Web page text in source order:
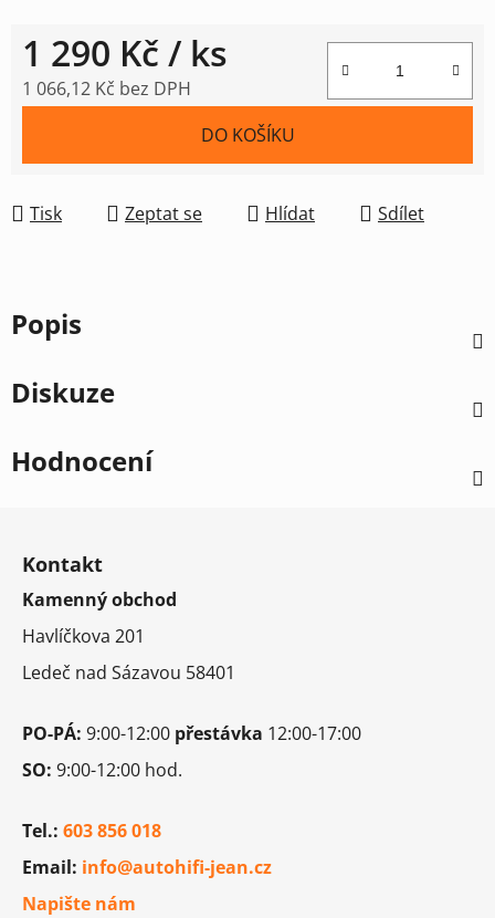
1 290 Kč / ks
1 066,12 Kč bez DPH
DO KOŠÍKU
Tisk Zeptat se Hlídat Sdílet
Popis
Diskuze
Hodnocení
Kontakt
Kamenný obchod
Havlíčkova 201
Ledeč nad Sázavou 58401
PO-PÁ: 9:00-12:00 přestávka 12:00-17:00
SO: 9:00-12:00 hod.
Tel.: 603 856 018
Email: info@autohifi-jean.cz
Napište nám